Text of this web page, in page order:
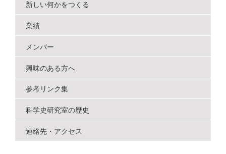
ン
新しい何かをつくる
業績
メンバー
興味のある方へ
参考リンク集
科学史研究室の歴史
連絡先・アクセス